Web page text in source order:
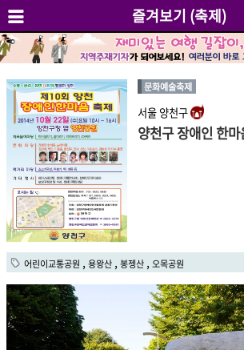
즐겨보기 (축제)
문화예술축제
서울 양천구
양천구 장애인 한
어린이교통공원 , 용왕산 , 봉젱산 , 오목공원